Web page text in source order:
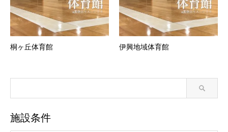
桐ヶ丘体育館 伊興地域体育館
施設条件